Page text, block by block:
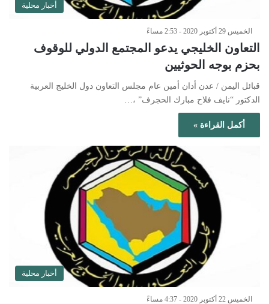
أخبار محلية
الخميس 29 أكتوبر 2020 - 2:53 مساءً
التعاون الخليجي يدعو المجتمع الدولي للوقوف
بحزم بوجه الحوثيين
قبائل اليمن / عدن أدان أمين عام مجلس التعاون دول الخليج العربية
الدكتور “نايف فلاح مبارك الحجرف” ،…
أكمل القراءة »
أخبار محلية
الخميس 22 أكتوبر 2020 - 4:37 مساءً